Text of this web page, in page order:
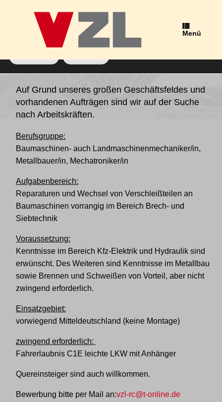
Menü
Stellenangebote
Auf Grund unseres großen Geschäftsfeldes und
vorhandenen Aufträgen sind wir auf der Suche
nach Arbeitskräften.
Berufsgruppe:
Baumaschinen- auch Landmaschinenmechaniker/in,
Metallbauer/in, Mechatroniker/in
Aufgabenbereich:
Reparaturen und Wechsel von Verschleißteilen an
Baumaschinen vorrangig im Bereich Brech- und
Siebtechnik
Voraussetzung:
Kenntnisse im Bereich Kfz-Elektrik und Hydraulik sind
erwünscht. Des Weiteren sind Kenntnisse im Metallbau
sowie Brennen und Schweißen von Vorteil, aber nicht
zwingend erforderlich.
Einsatzgebiet:
vorwiegend Mitteldeutschland (keine Montage)
zwingend erforderlich:
Fahrerlaubnis C1E leichte LKW mit Anhänger
Quereinsteiger sind auch willkommen.
Bewerbung bitte per Mail an:vzl-rc@t-online.de
Wir verwenden Cookies, um dir die bestmögliche Erfahrung auf
unserer Website zu bieten.
Du kannst mehr darüber erfahren, welche Cookies wir
verwenden, oder sie unterEinstellungendeaktivieren.